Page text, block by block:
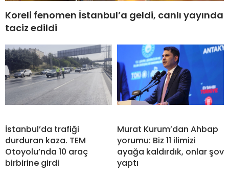
Koreli fenomen İstanbul’a geldi, canlı yayında
taciz edildi
İstanbul’da trafiği
durduran kaza. TEM
Otoyolu’nda 10 araç
birbirine girdi
Murat Kurum’dan Ahbap
yorumu: Biz 11 ilimizi
ayağa kaldırdık, onlar şov
yaptı